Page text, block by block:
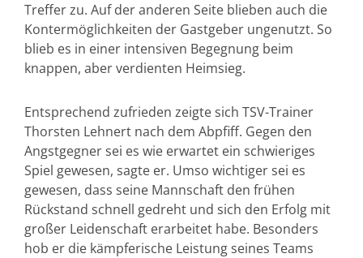
Treffer zu. Auf der anderen Seite blieben auch die
Kontermöglichkeiten der Gastgeber ungenutzt. So
blieb es in einer intensiven Begegnung beim
knappen, aber verdienten Heimsieg.
Entsprechend zufrieden zeigte sich TSV-Trainer
Thorsten Lehnert nach dem Abpfiff. Gegen den
Angstgegner sei es wie erwartet ein schwieriges
Spiel gewesen, sagte er. Umso wichtiger sei es
gewesen, dass seine Mannschaft den frühen
Rückstand schnell gedreht und sich den Erfolg mit
großer Leidenschaft erarbeitet habe. Besonders
hob er die kämpferische Leistung seines Teams